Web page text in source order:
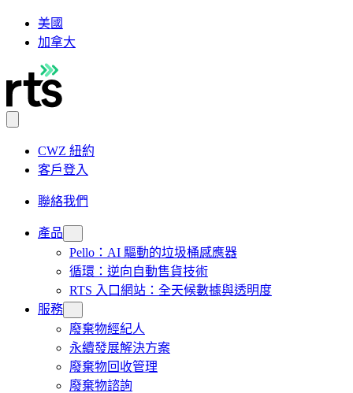
美國
加拿大
CWZ 紐約
客戶登入
聯絡我們
產品
Pello：AI 驅動的垃圾桶感應器
循環：逆向自動售貨技術
RTS 入口網站：全天候數據與透明度
服務
廢棄物經紀人
永續發展解決方案
廢棄物回收管理
廢棄物諮詢